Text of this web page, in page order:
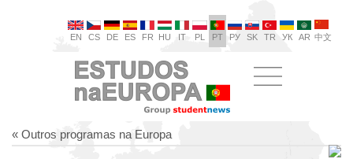
EN CS DE ES FR HU IT PL PT РУ SK TR УК AR 中文
« Outros programas na Europa